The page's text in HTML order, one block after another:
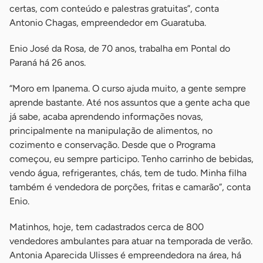
certas, com conteúdo e palestras gratuitas”, conta
Antonio Chagas, empreendedor em Guaratuba.
Enio José da Rosa, de 70 anos, trabalha em Pontal do
Paraná há 26 anos.
“Moro em Ipanema. O curso ajuda muito, a gente sempre
aprende bastante. Até nos assuntos que a gente acha que
já sabe, acaba aprendendo informações novas,
principalmente na manipulação de alimentos, no
cozimento e conservação. Desde que o Programa
começou, eu sempre participo. Tenho carrinho de bebidas,
vendo água, refrigerantes, chás, tem de tudo. Minha filha
também é vendedora de porções, fritas e camarão”, conta
Enio.
Matinhos, hoje, tem cadastrados cerca de 800
vendedores ambulantes para atuar na temporada de verão.
Antonia Aparecida Ulisses é empreendedora na área, há